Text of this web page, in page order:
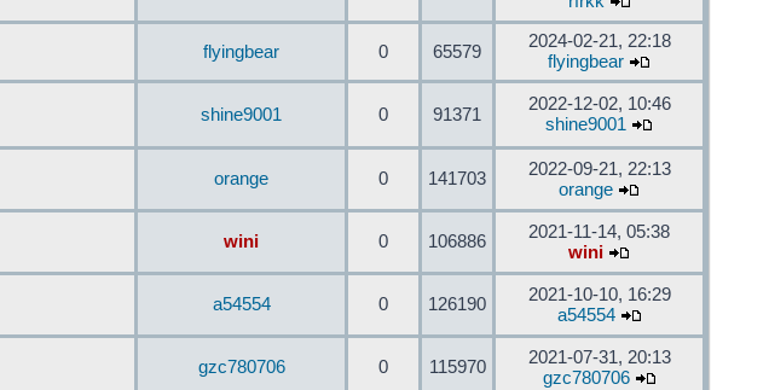
flyingbear 0 65579
2024-02-21, 22:18
flyingbear
shine9001 0 91371
2022-12-02, 10:46
shine9001
orange 0 141703
2022-09-21, 22:13
orange
wini 0 106886
2021-11-14, 05:38
wini
a54554 0 126190
2021-10-10, 16:29
a54554
gzc780706 0 115970
2021-07-31, 20:13
gzc780706